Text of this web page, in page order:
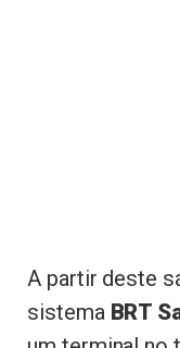
A partir deste
sistema BRT